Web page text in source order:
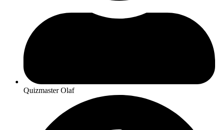
Quizmaster Olaf